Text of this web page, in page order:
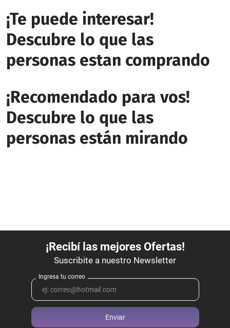
¡Te puede interesar!
Descubre lo que las
personas estan comprando
¡Recomendado para vos!
Descubre lo que las
personas están mirando
Enviar